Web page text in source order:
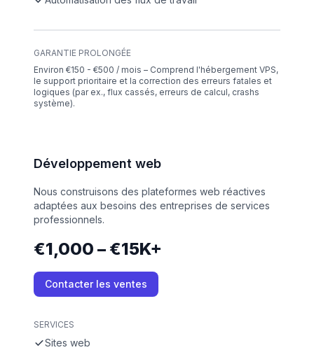
GARANTIE PROLONGÉE
Environ €150 - €500 / mois – Comprend l'hébergement VPS,
le support prioritaire et la correction des erreurs fatales et
logiques (par ex., flux cassés, erreurs de calcul, crashs
système).
Développement web
Nous construisons des plateformes web réactives
adaptées aux besoins des entreprises de services
professionnels.
€1,000 – €15K+
Contacter les ventes
SERVICES
Sites web